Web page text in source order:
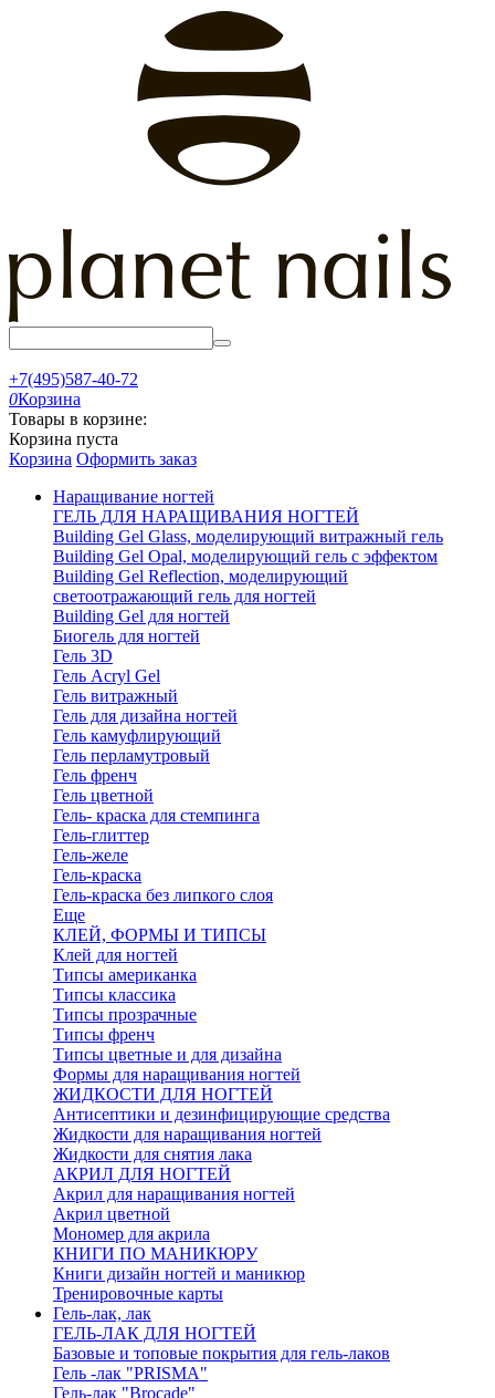
+7(495)587-40-72
0Корзина
Товары в корзине:
Корзина пуста
Корзина Оформить заказ
Наращивание ногтей
ГЕЛЬ ДЛЯ НАРАЩИВАНИЯ НОГТЕЙ
Building Gel Glass, моделирующий витражный гель
Building Gel Opal, моделирующий гель с эффектом
Building Gel Reflection, моделирующий
светоотражающий гель для ногтей
Building Gel для ногтей
Биогель для ногтей
Гель 3D
Гель Acryl Gel
Гель витражный
Гель для дизайна ногтей
Гель камуфлирующий
Гель перламутровый
Гель френч
Гель цветной
Гель- краска для стемпинга
Гель-глиттер
Гель-желе
Гель-краска
Гель-краска без липкого слоя
Еще
КЛЕЙ, ФОРМЫ И ТИПСЫ
Клей для ногтей
Типсы американка
Типсы классика
Типсы прозрачные
Типсы френч
Типсы цветные и для дизайна
Формы для наращивания ногтей
ЖИДКОСТИ ДЛЯ НОГТЕЙ
Антисептики и дезинфицирующие средства
Жидкости для наращивания ногтей
Жидкости для снятия лака
АКРИЛ ДЛЯ НОГТЕЙ
Акрил для наращивания ногтей
Акрил цветной
Мономер для акрила
КНИГИ ПО МАНИКЮРУ
Книги дизайн ногтей и маникюр
Тренировочные карты
Гель-лак, лак
ГЕЛЬ-ЛАК ДЛЯ НОГТЕЙ
Базовые и топовые покрытия для гель-лаков
Гель -лак "PRISMA"
Гель-лак "Brocade"